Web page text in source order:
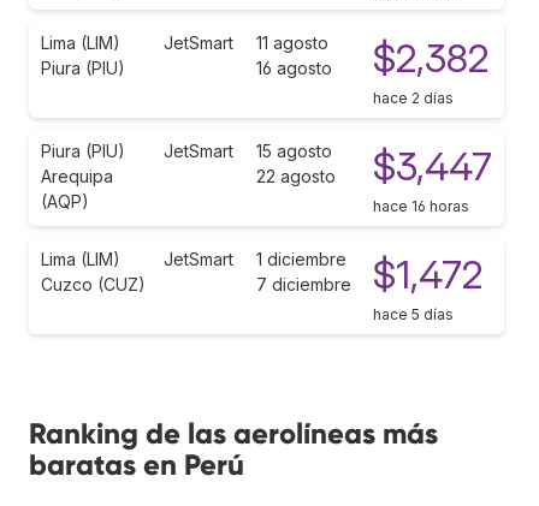
Lima (LIM)
Piura (PIU)
JetSmart
11 agosto
16 agosto
$2,382
hace 2 días
Piura (PIU)
Arequipa
(AQP)
JetSmart
15 agosto
22 agosto
$3,447
hace 16 horas
Lima (LIM)
Cuzco (CUZ)
JetSmart
1 diciembre
7 diciembre
$1,472
hace 5 días
Ranking de las aerolíneas más
baratas en Perú